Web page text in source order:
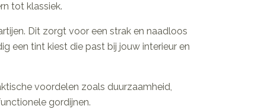
tot klassiek.
Dit zorgt voor een strak en naadloos
een tint kiest die past bij jouw interieur en
voordelen zoals duurzaamheid,
gordijnen.